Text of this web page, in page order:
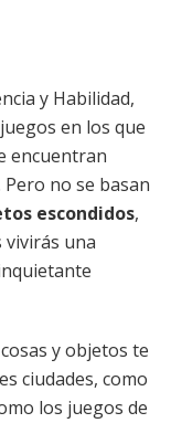
y Habilidad,
en los que
encuentran
no se basan
escondidos,
vivirás una
y objetos te
ciudades, como
los juegos de